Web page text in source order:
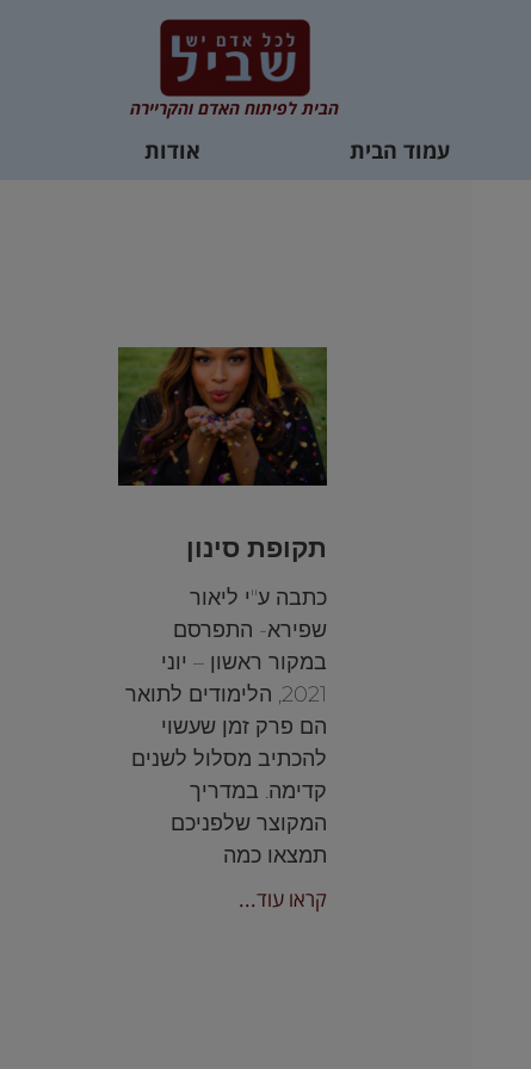
הבית לפיתוח האדם והקריירה
עמוד הבית אודות
תקופת סינון
כתבה ע"י ליאור
שפירא- התפרסם
במקור ראשון – יוני
2021, הלימודים לתואר
הם פרק זמן שעשוי
להכתיב מסלול לשנים
קדימה. במדריך
המקוצר שלפניכם
תמצאו כמה
קראו עוד...